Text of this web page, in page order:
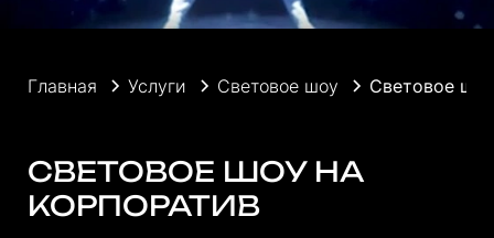
Главная Услуги Световое шоу Световое
СВЕТОВОЕ ШОУ НА
КОРПОРАТИВ